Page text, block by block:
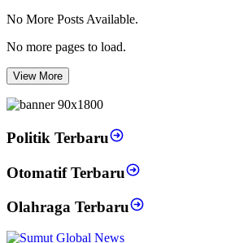
No More Posts Available.
No more pages to load.
View More
Politik Terbaru
Otomatif Terbaru
Olahraga Terbaru